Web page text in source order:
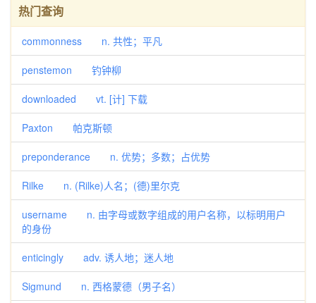
热门查询
commonness n. 共性；平凡
penstemon 钓钟柳
downloaded vt. [计] 下载
Paxton 帕克斯顿
preponderance n. 优势；多数；占优势
Rilke n. (Rilke)人名；(德)里尔克
username n. 由字母或数字组成的用户名称，以标明用户
的身份
enticingly adv. 诱人地；迷人地
Sigmund n. 西格蒙德（男子名）